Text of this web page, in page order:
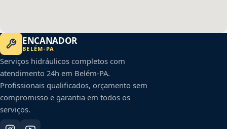
ENCANADOR
BELÉM-PA
Serviços hidráulicos completos com
atendimento 24h em Belém-PA.
Profissionais qualificados, orçamento sem
compromisso e garantia em todos os
serviços.